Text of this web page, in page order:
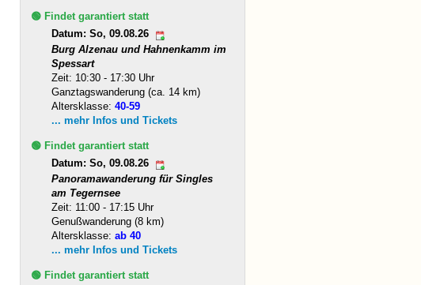
🟢 Findet garantiert statt
Datum: So, 09.08.26
Burg Alzenau und Hahnenkamm im
Spessart
Zeit: 10:30 - 17:30 Uhr
Ganztagswanderung (ca. 14 km)
Altersklasse:40-59
... mehr Infos und Tickets
🟢 Findet garantiert statt
Datum: So, 09.08.26
Panoramawanderung für Singles
am Tegernsee
Zeit: 11:00 - 17:15 Uhr
Genußwanderung (8 km)
Altersklasse:ab 40
... mehr Infos und Tickets
🟢 Findet garantiert statt